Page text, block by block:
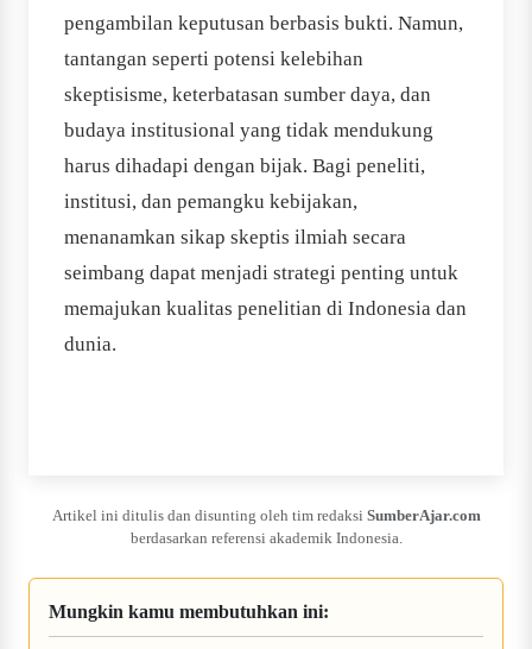
pengambilan keputusan berbasis bukti. Namun,
tantangan seperti potensi kelebihan
skeptisisme, keterbatasan sumber daya, dan
budaya institusional yang tidak mendukung
harus dihadapi dengan bijak. Bagi peneliti,
institusi, dan pemangku kebijakan,
menanamkan sikap skeptis ilmiah secara
seimbang dapat menjadi strategi penting untuk
memajukan kualitas penelitian di Indonesia dan
dunia.
Artikel ini ditulis dan disunting oleh tim redaksi SumberAjar.com
berdasarkan referensi akademik Indonesia.
Mungkin kamu membutuhkan ini: